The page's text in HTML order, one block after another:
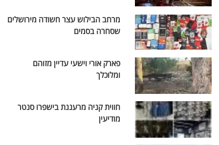
מרחב הבילוש עצר חשודה מירושלים
שסחרה בסמים
פארק אורי וישעי עדיין מזוהם
ומלוכלך
חווית קניה מרעננת בישפרו סנטר
מודיעין